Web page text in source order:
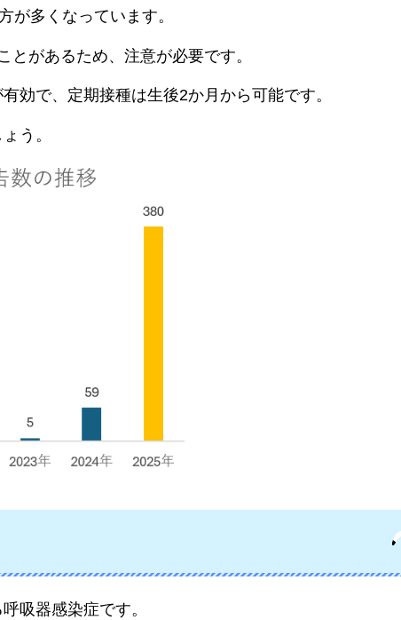
が多くなっています。
があるため、注意が必要です。
効で、定期接種は生後2か月から可能です。
う。
吸器感染症です。